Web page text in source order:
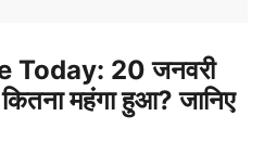
20 जनवरी
महंगा हुआ? जानिए